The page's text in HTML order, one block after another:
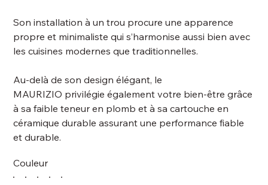
Son installation à un trou procure une apparence
propre et minimaliste qui s’harmonise aussi bien avec
les cuisines modernes que traditionnelles.
Au-delà de son design élégant, le
MAURIZIO privilégie également votre bien-être grâce
à sa faible teneur en plomb et à sa cartouche en
céramique durable assurant une performance fiable
et durable.
Couleur